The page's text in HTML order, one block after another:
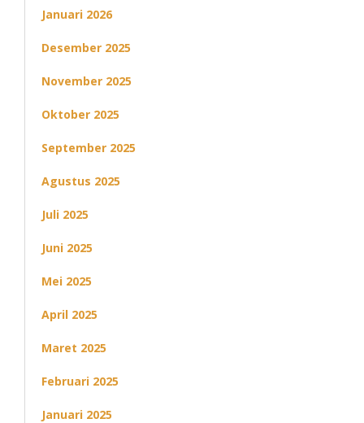
Januari 2026
Desember 2025
November 2025
Oktober 2025
September 2025
Agustus 2025
Juli 2025
Juni 2025
Mei 2025
April 2025
Maret 2025
Februari 2025
Januari 2025